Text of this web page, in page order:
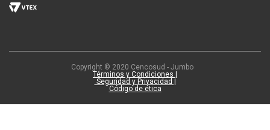
Copyright © 2020 Cencosud - Jumbo
Términos y Condiciones |
Seguridad y Privacidad |
Código de ética